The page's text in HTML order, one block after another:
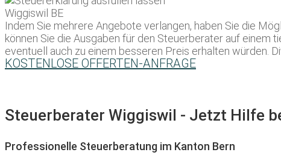
Indem Sie mehrere Angebote verlangen, haben Sie die
können Sie die Ausgaben für den Steuerberater auf einem
eventuell auch zu einem besseren Preis erhalten würden.
KOSTENLOSE OFFERTEN-ANFRAGE
Steuerberater Wiggiswil - Jetzt Hilfe
Professionelle Steuerberatung im Kanton Bern